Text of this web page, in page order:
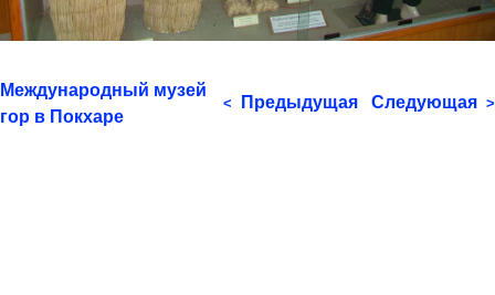
Международный музей
гор в Покхаре
< Предыдущая Следующая >